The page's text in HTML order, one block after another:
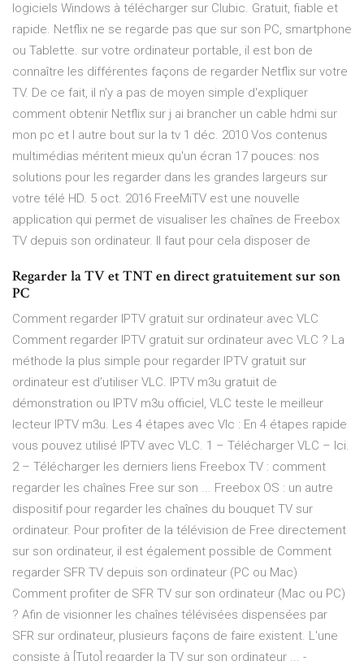
logiciels Windows à télécharger sur Clubic. Gratuit, fiable et
rapide. Netflix ne se regarde pas que sur son PC, smartphone
ou Tablette. sur votre ordinateur portable, il est bon de
connaître les différentes façons de regarder Netflix sur votre
TV. De ce fait, il n'y a pas de moyen simple d'expliquer
comment obtenir Netflix sur j ai brancher un cable hdmi sur
mon pc et l autre bout sur la tv 1 déc. 2010 Vos contenus
multimédias méritent mieux qu'un écran 17 pouces: nos
solutions pour les regarder dans les grandes largeurs sur
votre télé HD. 5 oct. 2016 FreeMiTV est une nouvelle
application qui permet de visualiser les chaînes de Freebox
TV depuis son ordinateur. Il faut pour cela disposer de
Regarder la TV et TNT en direct gratuitement sur son
PC
Comment regarder IPTV gratuit sur ordinateur avec VLC
Comment regarder IPTV gratuit sur ordinateur avec VLC ? La
méthode la plus simple pour regarder IPTV gratuit sur
ordinateur est d’utiliser VLC. IPTV m3u gratuit de
démonstration ou IPTV m3u officiel, VLC teste le meilleur
lecteur IPTV m3u. Les 4 étapes avec Vlc : En 4 étapes rapide
vous pouvez utilisé IPTV avec VLC. 1 – Télécharger VLC – Ici.
2 – Télécharger les derniers liens Freebox TV : comment
regarder les chaînes Free sur son ... Freebox OS : un autre
dispositif pour regarder les chaînes du bouquet TV sur
ordinateur. Pour profiter de la télévision de Free directement
sur son ordinateur, il est également possible de Comment
regarder SFR TV depuis son ordinateur (PC ou Mac)
Comment profiter de SFR TV sur son ordinateur (Mac ou PC)
? Afin de visionner les chaînes télévisées dispensées par
SFR sur ordinateur, plusieurs façons de faire existent. L'une
consiste à [Tuto] regarder la TV sur son ordinateur ... -